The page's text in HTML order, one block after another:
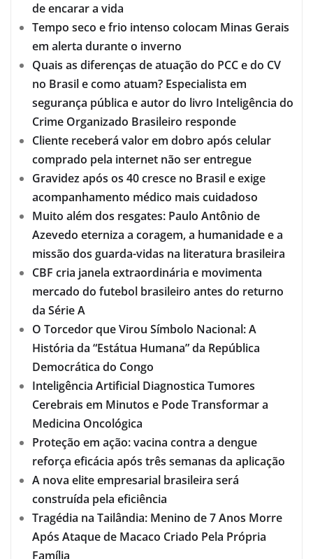
de encarar a vida
Tempo seco e frio intenso colocam Minas Gerais
em alerta durante o inverno
Quais as diferenças de atuação do PCC e do CV
no Brasil e como atuam? Especialista em
segurança pública e autor do livro Inteligência do
Crime Organizado Brasileiro responde
Cliente receberá valor em dobro após celular
comprado pela internet não ser entregue
Gravidez após os 40 cresce no Brasil e exige
acompanhamento médico mais cuidadoso
Muito além dos resgates: Paulo Antônio de
Azevedo eterniza a coragem, a humanidade e a
missão dos guarda-vidas na literatura brasileira
CBF cria janela extraordinária e movimenta
mercado do futebol brasileiro antes do returno
da Série A
O Torcedor que Virou Símbolo Nacional: A
História da “Estátua Humana” da República
Democrática do Congo
Inteligência Artificial Diagnostica Tumores
Cerebrais em Minutos e Pode Transformar a
Medicina Oncológica
Proteção em ação: vacina contra a dengue
reforça eficácia após três semanas da aplicação
A nova elite empresarial brasileira será
construída pela eficiência
Tragédia na Tailândia: Menino de 7 Anos Morre
Após Ataque de Macaco Criado Pela Própria
Família